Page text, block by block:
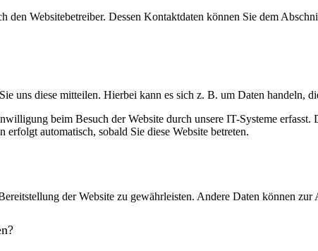
den Websitebetreiber. Dessen Kontaktdaten können Sie dem
uns diese mitteilen. Hierbei kann es sich z. B. um Daten handeln,
beim Besuch der Website durch unsere IT-Systeme
automatisch, sobald Sie diese Website betreten.
der Website zu gewährleisten. Andere Daten können